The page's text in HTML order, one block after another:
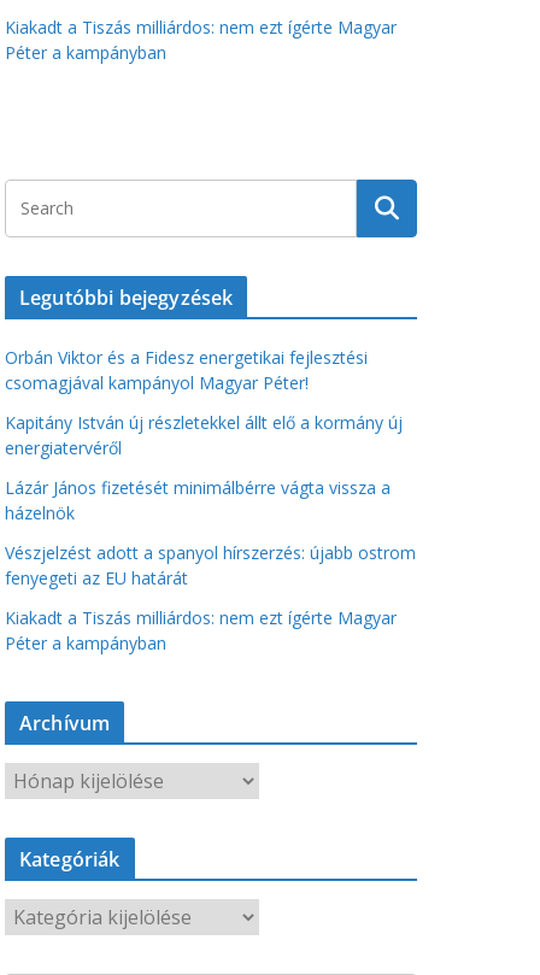
Kiakadt a Tiszás milliárdos: nem ezt ígérte Magyar
Péter a kampányban
Legutóbbi bejegyzések
Orbán Viktor és a Fidesz energetikai fejlesztési
csomagjával kampányol Magyar Péter!
Kapitány István új részletekkel állt elő a kormány új
energiatervéről
Lázár János fizetését minimálbérre vágta vissza a
házelnök
Vészjelzést adott a spanyol hírszerzés: újabb ostrom
fenyegeti az EU határát
Kiakadt a Tiszás milliárdos: nem ezt ígérte Magyar
Péter a kampányban
Archívum
r
c
í
Kategóriák
a